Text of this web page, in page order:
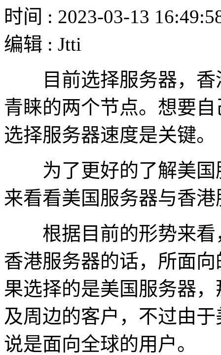
时间 : 2023-03-13
编辑 : Jtti
目前选择服务器，香
青睐的两个节点。想要
选择服务器速度是关键。
为了更好的了解美国
来看看美国服务器与香
根据目前的形势来看
香港服务器的话，所面
果选择的是美国服务器
及周边的客户，不过由
说是面向全球的用户。